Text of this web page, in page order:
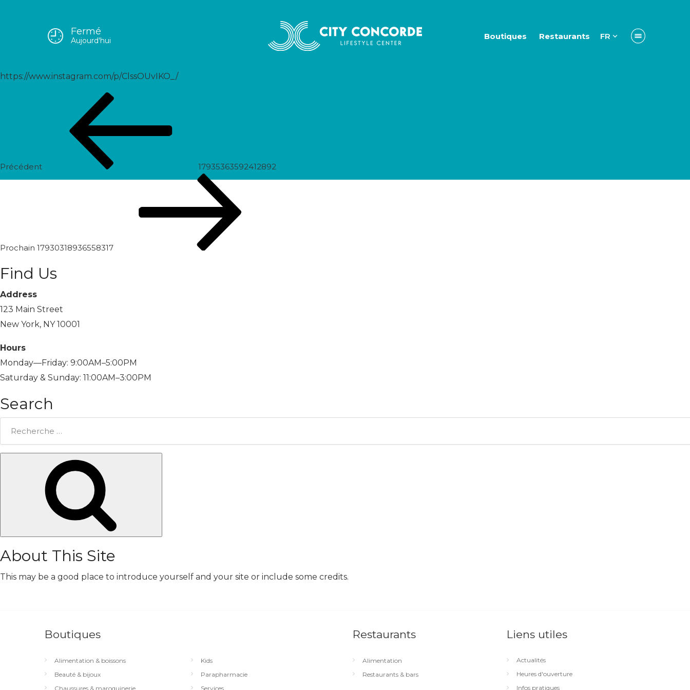
Fermé
Aujourd'hui Boutiques Restaurants FR
18007197868518197
https://www.instagram.com/p/ClssOUvIKO_/
Précédent
17935363592412892
Prochain
Prochain 17930318936558317
Find Us
Address
123 Main Street
New York, NY 10001
Hours
Monday—Friday: 9:00AM–5:00PM
Saturday & Sunday: 11:00AM–3:00PM
Search
About This Site
This may be a good place to introduce yourself and your site or include some credits.
Boutiques
Alimentation & boissons
Beauté & bijoux
Chaussures & maroquinerie
Kids
Parapharmacie
Services
Restaurants
Alimentation
Restaurants & bars
Liens utiles
Actualités
Heures d'ouverture
Infos pratiques